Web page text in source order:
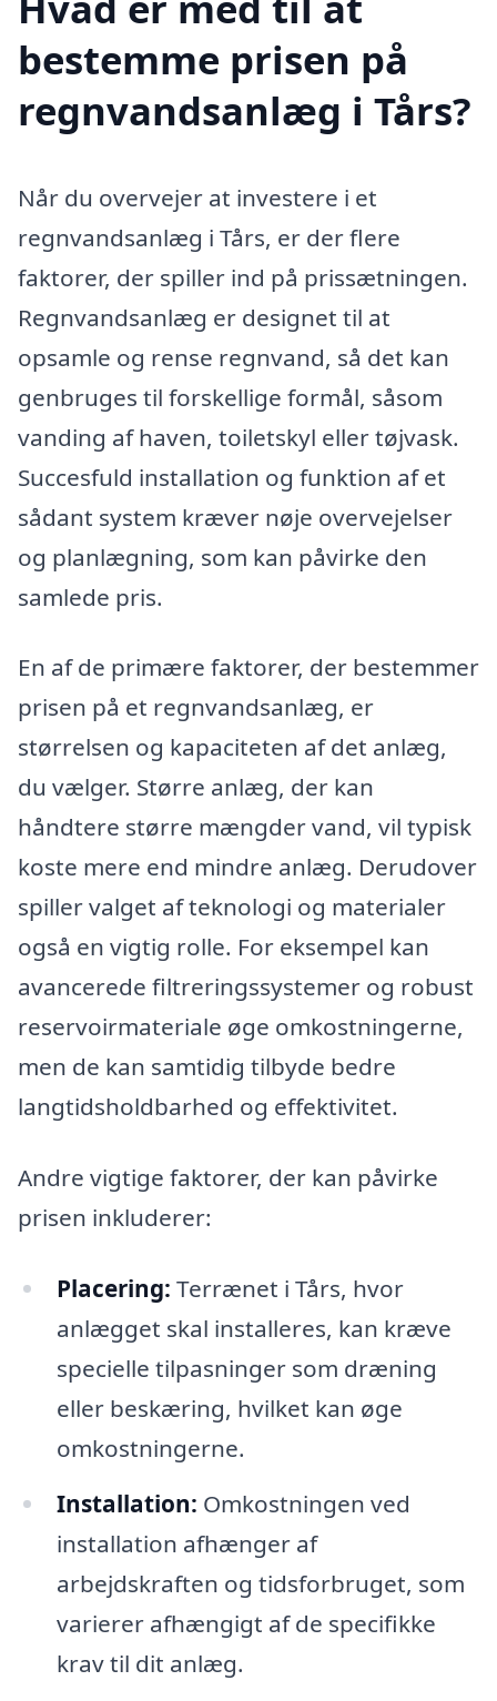
bestemme prisen på
regnvandsanlæg i Tårs?
Når du overvejer at investere i et
regnvandsanlæg i Tårs, er der flere
faktorer, der spiller ind på prissætningen.
Regnvandsanlæg er designet til at
opsamle og rense regnvand, så det kan
genbruges til forskellige formål, såsom
vanding af haven, toiletskyl eller tøjvask.
Succesfuld installation og funktion af et
sådant system kræver nøje overvejelser
og planlægning, som kan påvirke den
samlede pris.
En af de primære faktorer, der bestemmer
prisen på et regnvandsanlæg, er
størrelsen og kapaciteten af det anlæg,
du vælger. Større anlæg, der kan
håndtere større mængder vand, vil typisk
koste mere end mindre anlæg. Derudover
spiller valget af teknologi og materialer
også en vigtig rolle. For eksempel kan
avancerede filtreringssystemer og robust
reservoirmateriale øge omkostningerne,
men de kan samtidig tilbyde bedre
langtidsholdbarhed og effektivitet.
Andre vigtige faktorer, der kan påvirke
prisen inkluderer:
Placering: Terrænet i Tårs, hvor
anlægget skal installeres, kan kræve
specielle tilpasninger som dræning
eller beskæring, hvilket kan øge
omkostningerne.
Installation: Omkostningen ved
installation afhænger af
arbejdskraften og tidsforbruget, som
varierer afhængigt af de specifikke
krav til dit anlæg.